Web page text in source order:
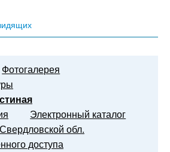
Фотогалерея
Электронный каталог
обл.
доступа